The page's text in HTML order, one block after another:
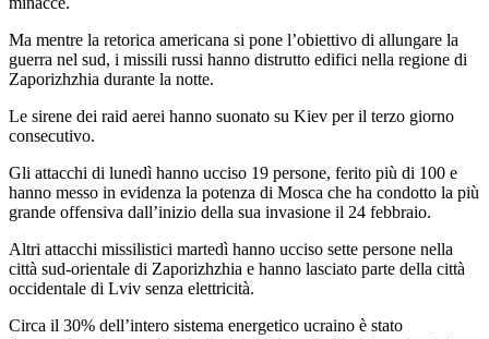
Ma mentre la retorica americana si pone l’obiettivo di allungare la
guerra nel sud, i missili russi hanno distrutto edifici nella regione di
Zaporizhzhia durante la notte.
Le sirene dei raid aerei hanno suonato su Kiev per il terzo giorno
consecutivo.
Gli attacchi di lunedì hanno ucciso 19 persone, ferito più di 100 e
hanno messo in evidenza la potenza di Mosca che ha condotto la più
grande offensiva dall’inizio della sua invasione il 24 febbraio.
Altri attacchi missilistici martedì hanno ucciso sette persone nella
città sud-orientale di Zaporizhzhia e hanno lasciato parte della città
occidentale di Lviv senza elettricità.
Circa il 30% dell’intero sistema energetico ucraino è stato